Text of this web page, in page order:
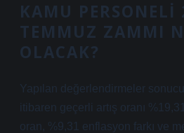
KAMU PERSONELI
TEMMUZ ZAMMI
OLACAK?
Yapılan değerlendirmeler
itibaren geçerli artış oranı
oran, %9,31 enflasyon farkı ve